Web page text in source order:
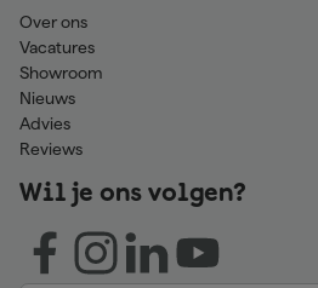
Over ons
Vacatures
Showroom
Nieuws
Advies
Reviews
Wil je ons volgen?